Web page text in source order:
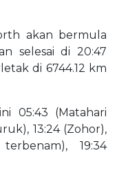
akan bermula
selesai di 20:47
di 6744.12 km
05:43 (Matahari
13:24 (Zohor),
19:34